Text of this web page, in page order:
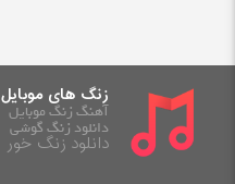
زنگ های موبایل
آهنگ زنگ موبایل
دانلود زنگ گوشی
دانلود زنگ خور